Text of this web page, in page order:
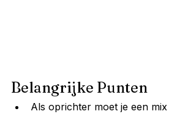
Belangrijke Punten
Als oprichter moet je een mix